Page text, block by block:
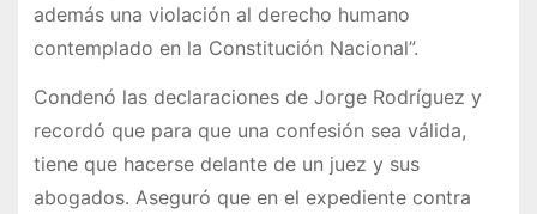
además una violación al derecho humano
contemplado en la Constitución Nacional”.
Condenó las declaraciones de Jorge Rodríguez y
recordó que para que una confesión sea válida,
tiene que hacerse delante de un juez y sus
abogados. Aseguró que en el expediente contra